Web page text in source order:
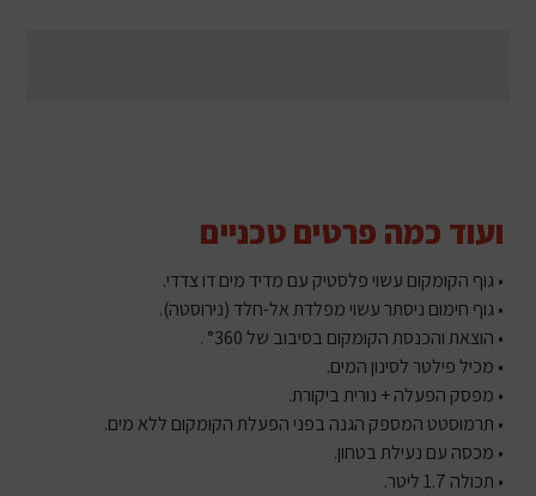
ועוד כמה פרטים טכניים
• גוף הקומקום עשוי פלסטיק עם מדיד מים דו צדדי.
• גוף חימום ניסתר עשוי מפלדת אל-חלד (נירוסטה).
• הוצאת והכנסת הקומקום בסיבוב של °360 .
• מכיל פילטר לסינון המים.
• מפסק הפעלה + נורית ביקורת.
• תרמוסטט המספק הגנה בפני הפעלת הקומקום ללא מים.
• מכסה עם נעילת בטחון.
• תכולה 1.7 ליטר.